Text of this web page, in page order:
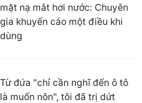
mặt nạ mắt hơi nước: Chuyên
gia khuyến cáo một điều khi
dùng
Từ đứa "chỉ cần nghĩ đến ô tô
là muốn nôn", tôi đã trị dứt